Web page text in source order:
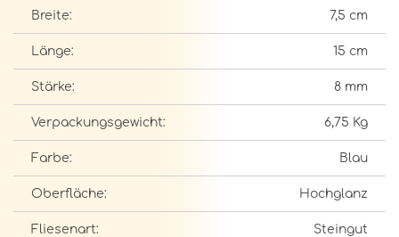
Breite: 7,5 cm
Länge: 15 cm
Stärke: 8 mm
Verpackungsgewicht: 6,75 Kg
Farbe: Blau
Oberfläche: Hochglanz
Fliesenart: Steingut